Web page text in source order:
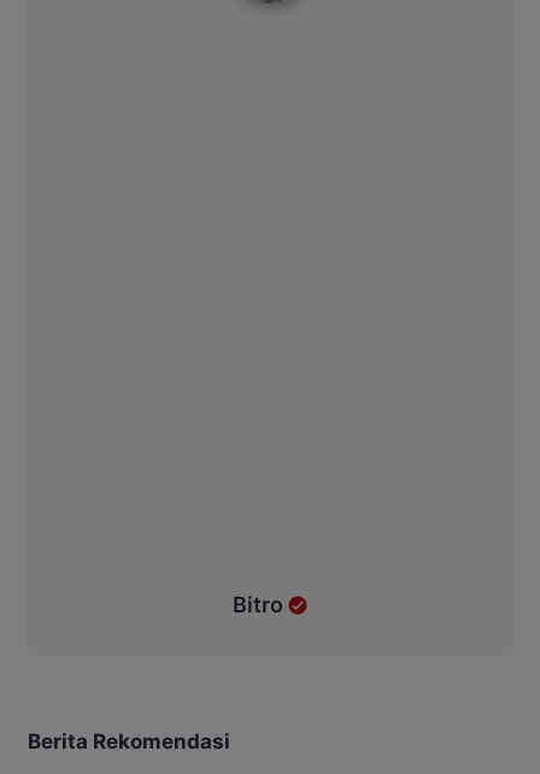
Bitro
Berita Rekomendasi